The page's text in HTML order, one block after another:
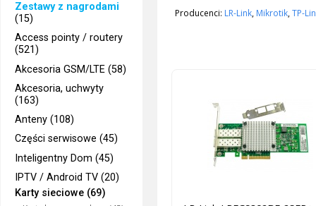
Zestawy z nagrodami
(15)
Access pointy / routery
(521)
Akcesoria GSM/LTE (58)
Akcesoria, uchwyty
(163)
Anteny (108)
Części serwisowe (45)
Inteligentny Dom (45)
IPTV / Android TV (20)
Karty sieciowe (69)
Producenci: LR-Link, Mikrotik,TP-